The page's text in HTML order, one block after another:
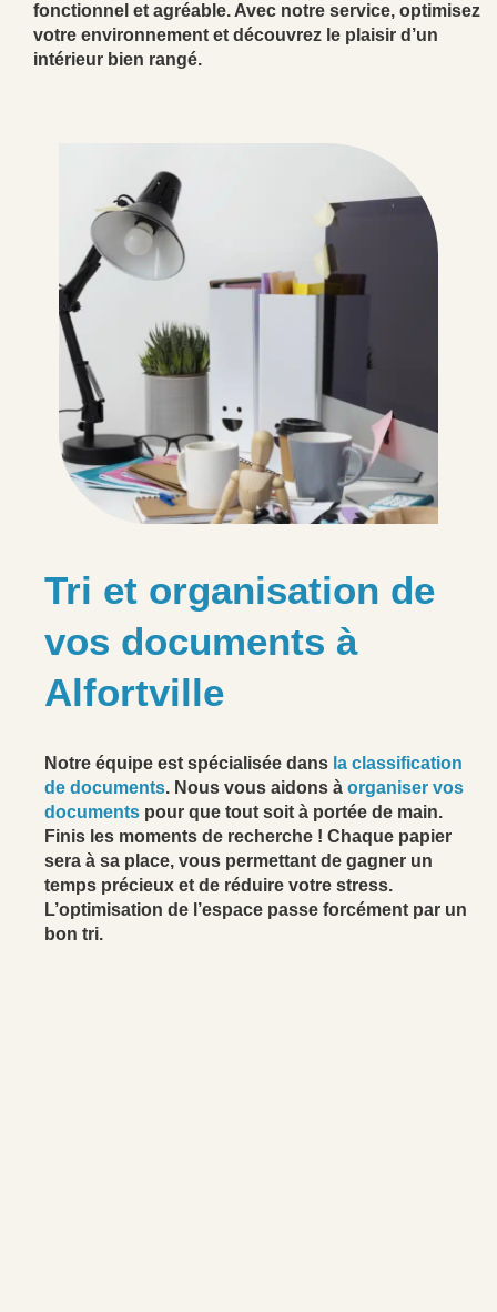
fonctionnel et agréable. Avec notre service, optimisez
votre environnement et découvrez le plaisir d’un
intérieur bien rangé.
Tri et organisation de
vos documents à
Alfortville
Notre équipe est spécialisée dans la classification
de documents. Nous vous aidons à organiser vos
documents pour que tout soit à portée de main.
Finis les moments de recherche ! Chaque papier
sera à sa place, vous permettant de gagner un
temps précieux et de réduire votre stress.
L’optimisation de l’espace passe forcément par un
bon tri.